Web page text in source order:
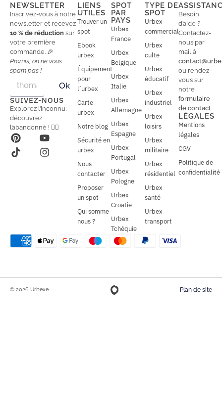
NEWSLETTER
Inscrivez-vous à notre
newsletter et recevez
10 % de réduction sur
votre première
commande. 🎉
Promis, on ne vous
spam pas !
a
i
l
a
i
l
*
Ok
SUIVEZ-NOUS
Explorez l’inconnu,
découvrez
l’abandonné ! 🕵️‍♂️
LIENS
UTILES
Trouver un
spot
Ebook
urbex
Équipement
pour
l’urbex
Carte
urbex
Notre blog
Sécurité en
urbex
Nous
contacter
Proposer
un spot
Qui somme
nous ?
SPOT
PAR
PAYS
Urbex
France
Urbex
Belgique
Urbex
Italie
Urbex
Allemagne
Urbex
Espagne
Urbex
Portugal
Urbex
Pologne
Urbex
Croatie
Urbex
Tchéquie
TYPE DE
SPOT
Urbex
commercial
Urbex
culte
Urbex
éducatif
Urbex
industriel
Urbex
loisirs
Urbex
militaire
Urbex
résidentiel
Urbex
santé
Urbex
transport
Besoin
d’aide ?
Contactez-
nous par
mail à
ou rendez-
vous sur
notre
formulaire
de contact.
LÉGALES
Mentions
légales
CGV
Politique de
confidentialité
© 2026 Urbexe Plan de site